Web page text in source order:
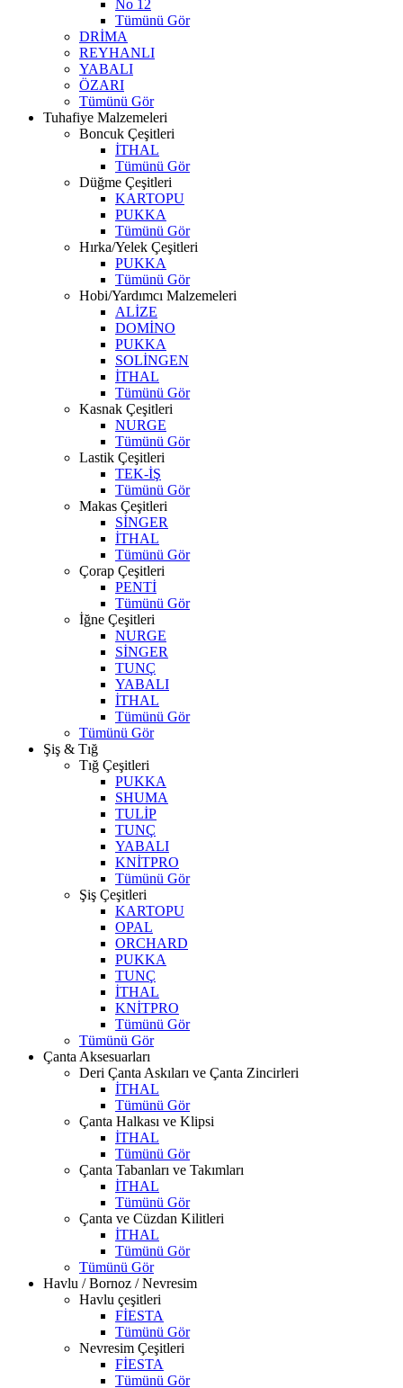
No 12
Tümünü Gör
DRİMA
REYHANLI
YABALI
ÖZARI
Tümünü Gör
Tuhafiye Malzemeleri
Boncuk Çeşitleri
İTHAL
Tümünü Gör
Düğme Çeşitleri
KARTOPU
PUKKA
Tümünü Gör
Hırka/Yelek Çeşitleri
PUKKA
Tümünü Gör
Hobi/Yardımcı Malzemeleri
ALİZE
DOMİNO
PUKKA
SOLİNGEN
İTHAL
Tümünü Gör
Kasnak Çeşitleri
NURGE
Tümünü Gör
Lastik Çeşitleri
TEK-İŞ
Tümünü Gör
Makas Çeşitleri
SİNGER
İTHAL
Tümünü Gör
Çorap Çeşitleri
PENTİ
Tümünü Gör
İğne Çeşitleri
NURGE
SİNGER
TUNÇ
YABALI
İTHAL
Tümünü Gör
Tümünü Gör
Şiş & Tığ
Tığ Çeşitleri
PUKKA
SHUMA
TULİP
TUNÇ
YABALI
KNİTPRO
Tümünü Gör
Şiş Çeşitleri
KARTOPU
OPAL
ORCHARD
PUKKA
TUNÇ
İTHAL
KNİTPRO
Tümünü Gör
Tümünü Gör
Çanta Aksesuarları
Deri Çanta Askıları ve Çanta Zincirleri
İTHAL
Tümünü Gör
Çanta Halkası ve Klipsi
İTHAL
Tümünü Gör
Çanta Tabanları ve Takımları
İTHAL
Tümünü Gör
Çanta ve Cüzdan Kilitleri
İTHAL
Tümünü Gör
Tümünü Gör
Havlu / Bornoz / Nevresim
Havlu çeşitleri
FİESTA
Tümünü Gör
Nevresim Çeşitleri
FİESTA
Tümünü Gör